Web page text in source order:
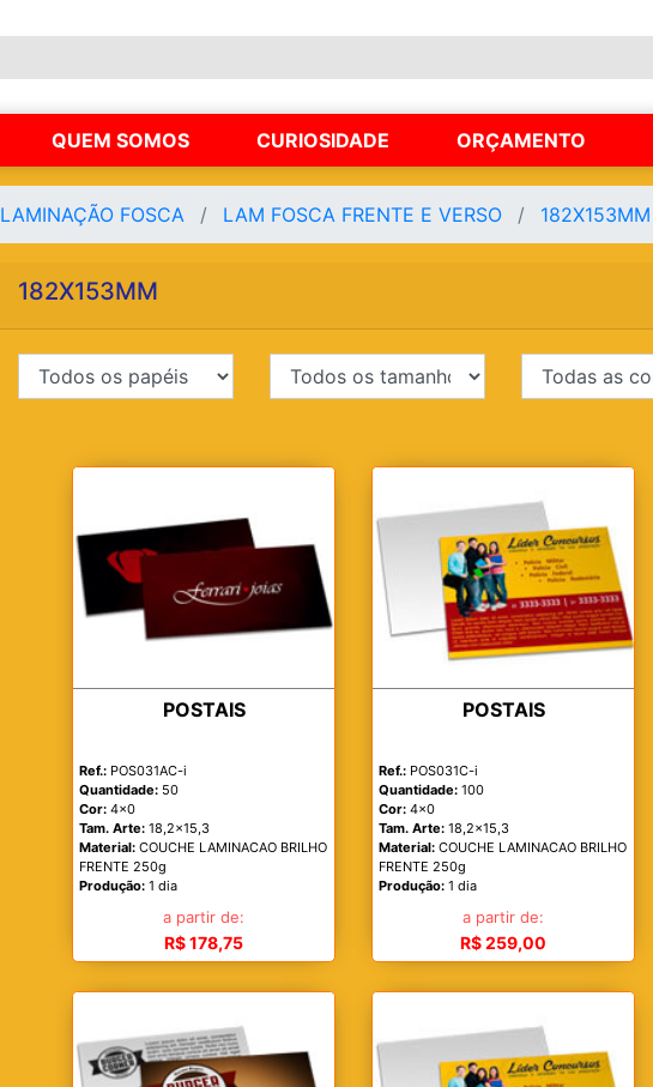
QUEM SOMOS CURIOSIDADE ORÇAMENTO
LAMINAÇÃO FOSCA LAM FOSCA FRENTE E VERSO 182X153MM
182X153MM
POSTAIS
Ref.: POS031AC-i
Quantidade: 50
Cor: 4x0
Tam. Arte: 18,2x15,3
Material: COUCHE LAMINACAO BRILHO
FRENTE 250g
Produção: 1 dia
a partir de:
R$ 178,75
POSTAIS
Ref.: POS031C-i
Quantidade: 100
Cor: 4x0
Tam. Arte: 18,2x15,3
Material: COUCHE LAMINACAO BRILHO
FRENTE 250g
Produção: 1 dia
a partir de:
R$ 259,00